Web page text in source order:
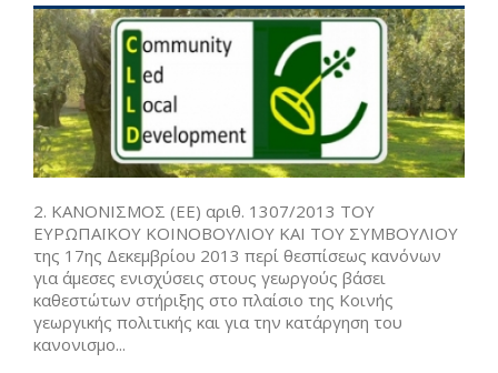
2. ΚΑΝΟΝΙΣΜΟΣ (ΕΕ) αριθ. 1307/2013 ΤΟΥ
ΕΥΡΩΠΑΪΚΟΥ ΚΟΙΝΟΒΟΥΛΙΟΥ ΚΑΙ ΤΟΥ ΣΥΜΒΟΥΛΙΟΥ
της 17ης Δεκεμβρίου 2013 περί θεσπίσεως κανόνων
για άμεσες ενισχύσεις στους γεωργούς βάσει
καθεστώτων στήριξης στο πλαίσιο της Κοινής
γεωργικής πολιτικής και για την κατάργηση του
κανονισμο...